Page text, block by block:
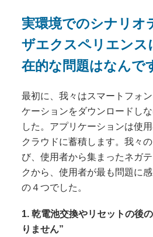
実環境でのシナリオ
ザエクスペリエンス
在的な問題はなんで
最初に、我々はスマートフォ
ケーションをダウンロードし
した。アプリケーションは使
クラウドに蓄積します。我々
び、使用者から集まったネガ
クから、使用者が最も問題に
の４つでした。
1. 乾電池交換やリセットの後
りません”